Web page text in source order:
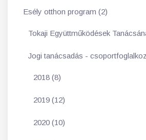
Esély otthon program (2)
Tokaji Együttműködések
Jogi tanácsadás -
2018 (8)
2019 (12)
2020 (10)